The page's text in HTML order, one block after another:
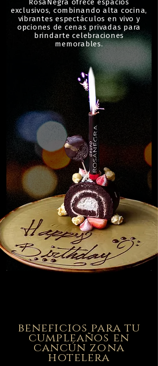
RosaNegra ofrece espacios
exclusivos, combinando alta cocina,
vibrantes espectáculos en vivo y
opciones de cenas privadas para
brindarte celebraciones
memorables.
beneficios para tu
cumpleaños en
cancún zona
hotelera